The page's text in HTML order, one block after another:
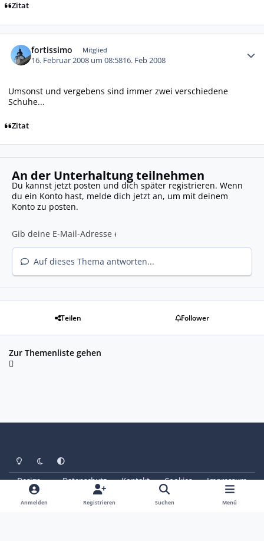
Zitat
fortissimo Mitglied
16. Februar 2008 um 08:5816. Feb 2008
Umsonst und vergebens sind immer zwei verschiedene
Schuhe...
Zitat
An der Unterhaltung teilnehmen
Du kannst jetzt posten und dich später registrieren. Wenn
du ein Konto hast, melde dich jetzt an, um mit deinem
Konto zu posten.
Auf dieses Thema antworten...
Teilen Follower
Zur Themenliste gehen
Heller ModusDunkler Modus
Systemeinstellung
Design Datenschutz Kontakt Cookies
Impressum
© Copyright 2025 - SAABoteure e. V.
Powered by Invision Community
Anmelden Registrieren Suchen Menü